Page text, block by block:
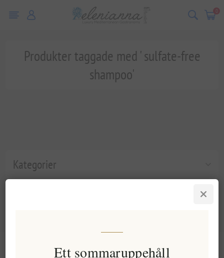
0
Kategorier
Produkter taggade med ' sulfate-free
shampoo'
Ett sommaruppehåll